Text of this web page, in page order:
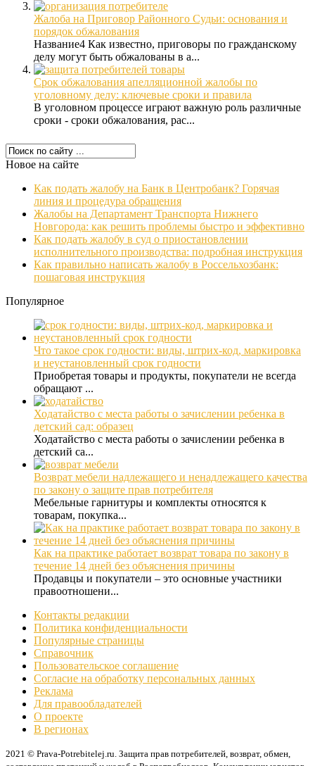
Жалоба на Приговор Районного Судьи: основания и
порядок обжалования
Название4 Как известно, приговоры по гражданскому
делу могут быть обжалованы в а...
Срок обжалования апелляционной жалобы по
уголовному делу: ключевые сроки и правила
В уголовном процессе играют важную роль различные
сроки - сроки обжалования, рас...
Новое на сайте
Как подать жалобу на Банк в Центробанк? Горячая
линия и процедура обращения
Жалобы на Департамент Транспорта Нижнего
Новгорода: как решить проблемы быстро и эффективно
Как подать жалобу в суд о приостановлении
исполнительного производства: подробная инструкция
Как правильно написать жалобу в Россельхозбанк:
пошаговая инструкция
Популярное
Что такое срок годности: виды, штрих-код, маркировка
и неустановленный срок годности
Приобретая товары и продукты, покупатели не всегда
обращают ...
Ходатайство с места работы о зачислении ребенка в
детский сад: образец
Ходатайство с места работы о зачислении ребенка в
детский са...
Возврат мебели надлежащего и ненадлежащего качества
по закону о защите прав потребителя
Мебельные гарнитуры и комплекты относятся к
товарам, покупка...
Как на практике работает возврат товара по закону в
течение 14 дней без объяснения причины
Продавцы и покупатели – это основные участники
правоотношени...
Контакты редакции
Политика конфиденциальности
Популярные страницы
Справочник
Пользовательское соглашение
Согласие на обработку персональных данных
Реклама
Для правообладателей
О проекте
В регионах
2021 © Prava-Potrebitelej.ru. Защита прав потребителей, возврат, обмен,